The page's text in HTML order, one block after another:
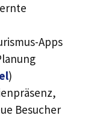
Apps
)
Besucher